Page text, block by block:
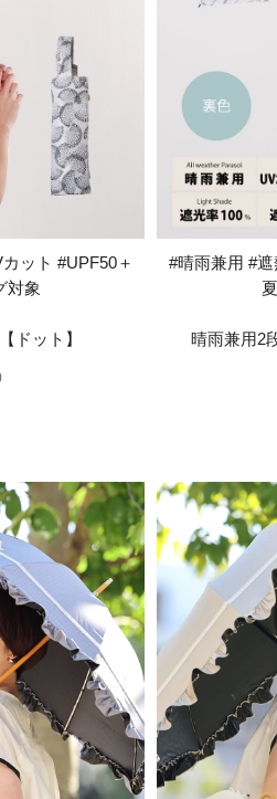
ット #UPF50＋
対象
ドット】
#晴雨兼用 #
晴雨兼用2